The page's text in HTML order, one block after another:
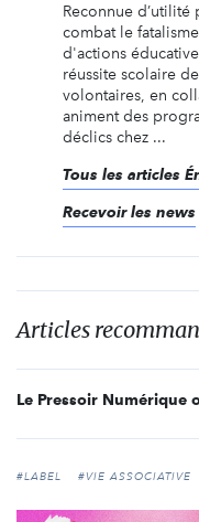
Reconnue
combat le
d'actions
réussite scolaire
volontaires, en
animent des
déclics chez ...
Tous les articles
Recevoir les news
Articles
#LABEL #VIE ASSOCIATIVE